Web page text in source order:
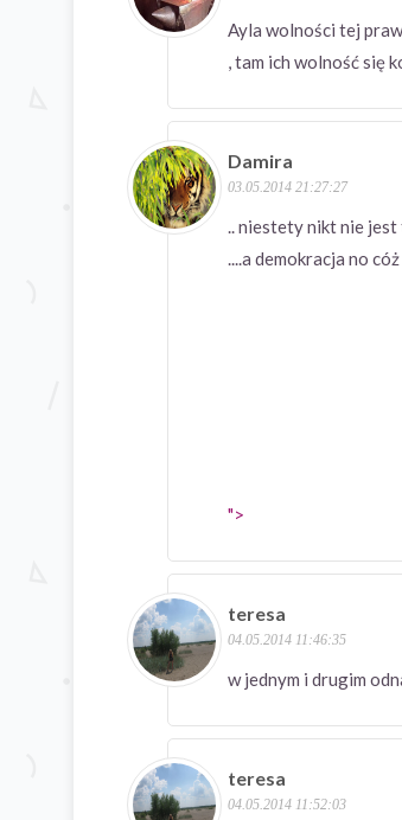
Ayla wolności tej
, tam ich wolność się
Damira
03.05.2014 21:27:27
.. niestety nikt nie jest
....a demokracja no
">
teresa
04.05.2014 11:46:35
w jednym i drugim
teresa
04.05.2014 11:52:03